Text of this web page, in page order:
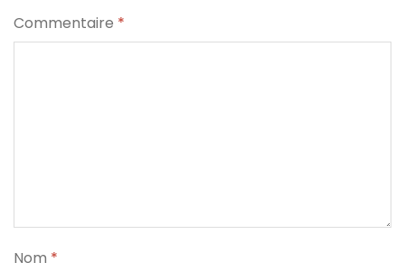
Commentaire *
Nom *